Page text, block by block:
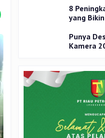
8
yang
Punya
Kamera